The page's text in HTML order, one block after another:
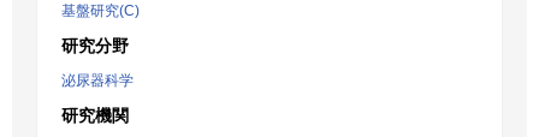
基盤研究(C)
研究分野
泌尿器科学
研究機関